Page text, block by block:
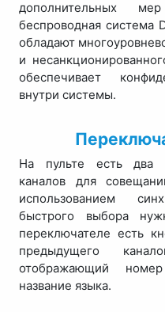
дополнительных
беспроводная система
обладают
и
обеспечивает
внутри системы.
На пульте есть два
каналов для
использованием
быстрого выбора
переключателе есть
предыдущего
отображающий
название языка.